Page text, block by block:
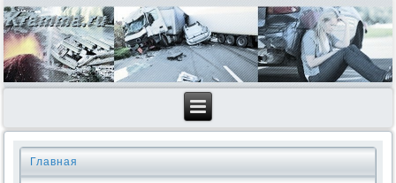
Главная